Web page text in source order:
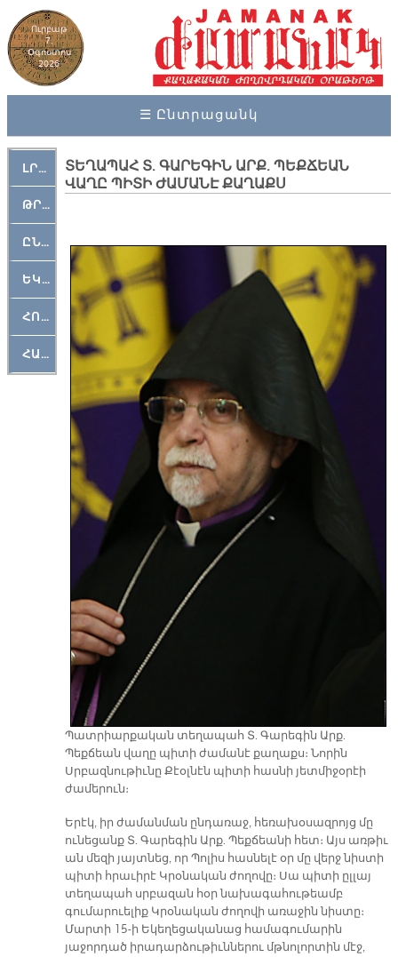
Ուրբաթ
7,
Օգոստոս
2026
☰ Ընտրացանկ
ԼՐԱՀՈՍ
ԹՐՔԱՀԱՅ ԿԵԱՆՔ
ԸՆԿԵՐԱՄՇԱԿՈՒԹԱՅԻՆ
ԵԿԵՂԵՑԱԿԱՆ
ՀՈԳԵՄՏԱՒՈՐ
ՀԱՐԹԱԿ
ՏԵՂԱՊԱՀ Տ. ԳԱՐԵԳԻՆ ԱՐՔ. ՊԵՔՃԵԱՆ
ՎԱՂԸ ՊԻՏԻ ԺԱՄԱՆԷ ՔԱՂԱՔՍ
Պատրիարքական տեղապահ Տ. Գարեգին Արք.
Պեքճեան վաղը պիտի ժամանէ քաղաքս։ Նորին
Սրբազնութիւնը Քէօլնէն պիտի հասնի յետմիջօրէի
ժամերուն։
Երէկ, իր ժամանման ընդառաջ, հեռախօսազրոյց մը
ունեցանք Տ. Գարեգին Արք. Պեքճեանի հետ։ Այս առթիւ
ան մեզի յայտնեց, որ Պոլիս հասնելէ օր մը վերջ նիստի
պիտի հրաւիրէ Կրօնական ժողովը։ Սա պիտի ըլլայ
տեղապահ սրբազան հօր նախագահութեամբ
գումարուելիք Կրօնական ժողովի առաջին նիստը։
Մարտի 15-ի Եկեղեցականաց համագումարին
յաջորդած իրադարձութիւններու մթնոլորտին մէջ,